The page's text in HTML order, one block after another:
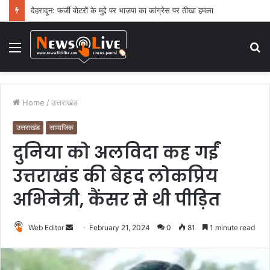
देहरादून: फर्जी वोटरों के मुद्दे पर भाजपा का कांग्रेस पर तीखा हमला
Menu
Home / उत्तराखंड
उत्तराखंड सामाजिक
दुनिया को अलविदा कह गईं
उत्तराखंड की बेहद लोकप्रिय
अभिनेत्री, कैंसर से थी पीड़ित
Web Editor
n
February 21, 2024 0 81 1 minute read